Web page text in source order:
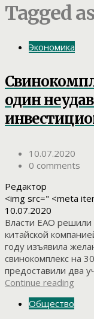
Tagged
Экономика
один
10.07.2020
0 comments
Редактор
<img src=" <meta
10.07.2020
Власти ЕАО решили
китайской
году изъявила
свинокомплекс на
предоставили два
Continue reading
Общество